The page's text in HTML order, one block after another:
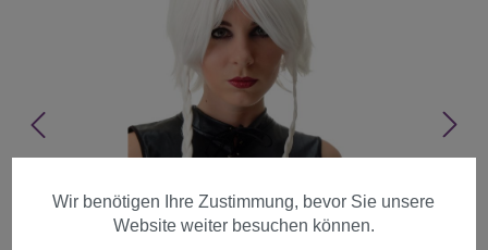
Wir benötigen Ihre Zustimmung, bevor Sie unsere
Website weiter besuchen können.